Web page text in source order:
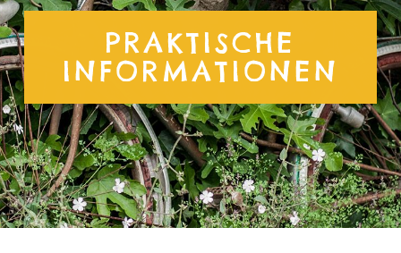
PRAKTISCHE
INFORMATIONEN